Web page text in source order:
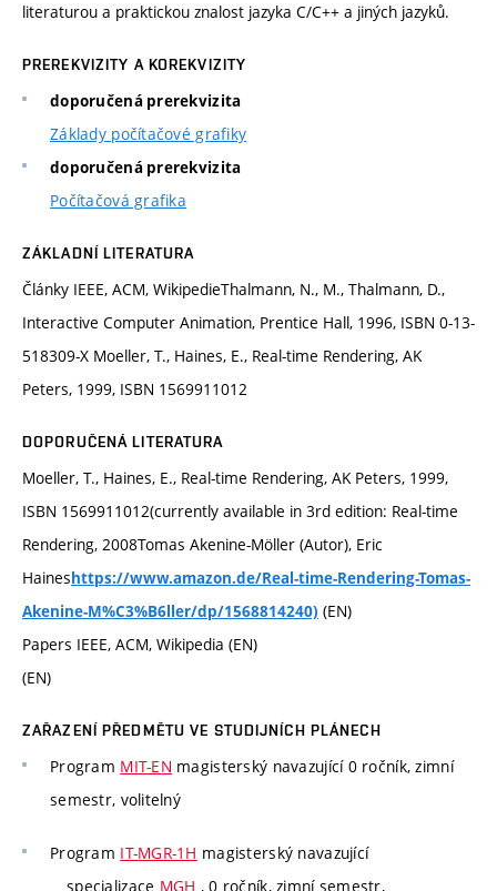
literaturou a praktickou znalost jazyka C/C++ a jiných jazyků.
PREREKVIZITY A KOREKVIZITY
doporučená prerekvizita
Základy počítačové grafiky
doporučená prerekvizita
Počítačová grafika
ZÁKLADNÍ LITERATURA
Články IEEE, ACM, WikipedieThalmann, N., M., Thalmann, D.,
Interactive Computer Animation, Prentice Hall, 1996, ISBN 0-13-
518309-X Moeller, T., Haines, E., Real-time Rendering, AK
Peters, 1999, ISBN 1569911012
DOPORUČENÁ LITERATURA
Moeller, T., Haines, E., Real-time Rendering, AK Peters, 1999,
ISBN 1569911012(currently available in 3rd edition: Real-time
Rendering, 2008Tomas Akenine-Möller (Autor), Eric
Haineshttps://www.amazon.de/Real-time-Rendering-Tomas-
Akenine-M%C3%B6ller/dp/1568814240) (EN)
Papers IEEE, ACM, Wikipedia (EN)
(EN)
ZAŘAZENÍ PŘEDMĚTU VE STUDIJNÍCH PLÁNECH
Program MIT-EN magisterský navazující 0 ročník, zimní
semestr, volitelný
Program IT-MGR-1H magisterský navazující
specializace MGH , 0 ročník, zimní semestr,